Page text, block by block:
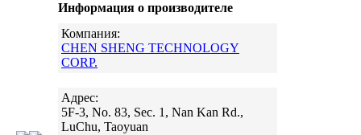
Информация о производителе
Компания:
CHEN SHENG TECHNOLOGY
CORP.
Адрес:
5F-3, No. 83, Sec. 1, Nan Kan Rd.,
LuChu, Taoyuan